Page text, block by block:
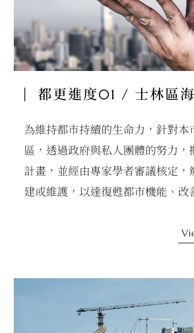
都更進度01 / 士林區
為維持都市持續的生命力，針對本
區，透過政府與私人團體的努力，
計畫，並經由專家學者審議核定，
建或維護，以達復甦都市機能、改